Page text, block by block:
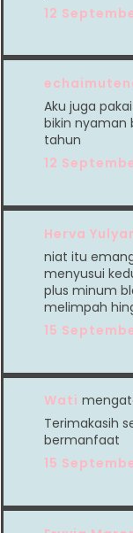
12
Aku juga
bikin nyaman
tahun
12
Herva
niat itu
menyusui
plus minum
melimpah
15
Wati
Terimakasih
bermanfaat
15